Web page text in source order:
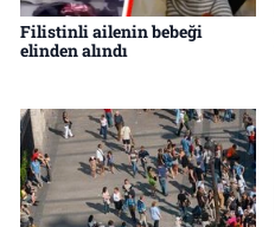
Filistinli ailenin bebeği
elinden alındı